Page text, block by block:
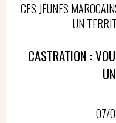
CES JEUNES
UN
CASTRATION :
07/